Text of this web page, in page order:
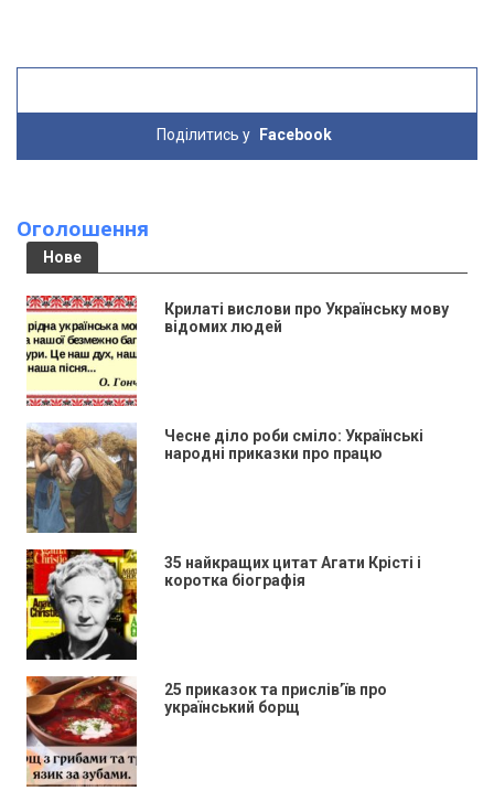
Поділитись у Facebook
Оголошення
Нове
Крилаті вислови про Українську мову
відомих людей
Чесне діло роби сміло: Українські
народні приказки про працю
35 найкращих цитат Агати Крісті і
коротка біографія
25 приказок та прислів’їв про
український борщ